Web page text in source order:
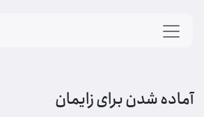
آماده شدن برای زایمان